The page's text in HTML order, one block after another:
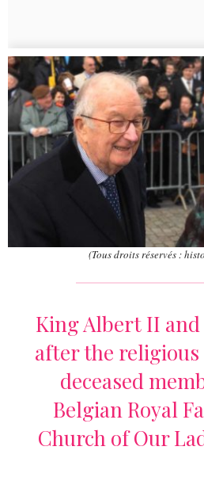
(Tous droits réservés :
King Albert II and
after the
deceased
Belgian Royal
Church of Our